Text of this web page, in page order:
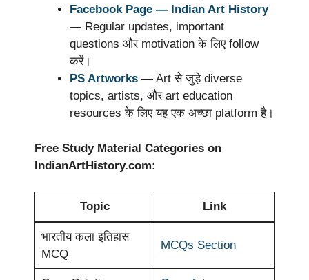
Facebook Page — Indian Art History
— Regular updates, important
questions और motivation के लिए follow
करें।
PS Artworks — Art से जुड़े diverse
topics, artists, और art education
resources के लिए यह एक अच्छा platform है।
Free Study Material Categories on
IndianArtHistory.com:
Topic Link
भारतीय कला इतिहास
MCQ
MCQs Section